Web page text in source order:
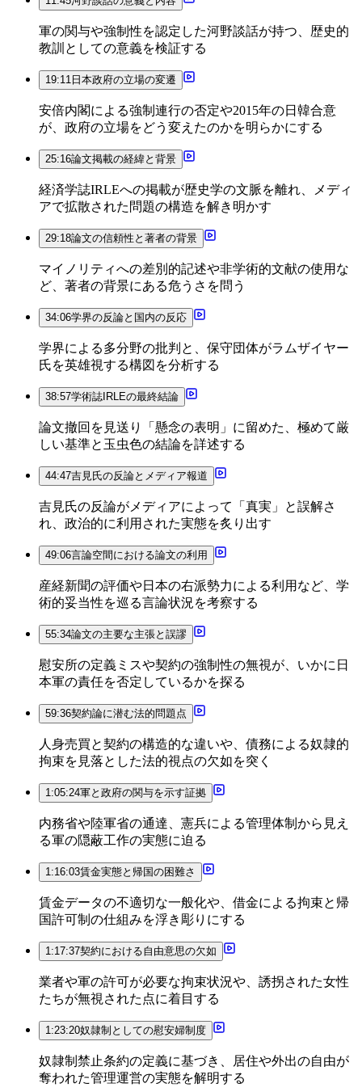
軍の関与や強制性を認定した河野談話が持つ、歴史的
教訓としての意義を検証する
19:11 日本政府の立場の変遷
安倍内閣による強制連行の否定や2015年の日韓合意
が、政府の立場をどう変えたのかを明らかにする
25:16論文掲載の経緯と背景
経済学誌IRLEへの掲載が歴史学の文脈を離れ、メディ
アで拡散された問題の構造を解き明かす
29:18論文の信頼性と著者の背景
マイノリティへの差別的記述や非学術的文献の使用な
ど、著者の背景にある危うさを問う
34:06学界の反論と国内の反応
学界による多分野の批判と、保守団体がラムザイヤー
氏を英雄視する構図を分析する
38:57学術誌IRLEの最終結論
論文撤回を見送り「懸念の表明」に留めた、極めて厳
しい基準と玉虫色の結論を詳述する
44:47吉見氏の反論とメディア報道
吉見氏の反論がメディアによって「真実」と誤解さ
れ、政治的に利用された実態を炙り出す
49:06言論空間における論文の利用
産経新聞の評価や日本の右派勢力による利用など、学
術的妥当性を巡る言論状況を考察する
55:34論文の主要な主張と誤謬
慰安所の定義ミスや契約の強制性の無視が、いかに日
本軍の責任を否定しているかを探る
59:36契約論に潜む法的問題点
人身売買と契約の構造的な違いや、債務による奴隷的
拘束を見落とした法的視点の欠如を突く
1:05:24軍と政府の関与を示す証拠
内務省や陸軍省の通達、憲兵による管理体制から見え
る軍の隠蔽工作の実態に迫る
1:16:03賃金実態と帰国の困難さ
賃金データの不適切な一般化や、借金による拘束と帰
国許可制の仕組みを浮き彫りにする
1:17:37契約における自由意思の欠如
業者や軍の許可が必要な拘束状況や、誘拐された女性
たちが無視された点に着目する
1:23:20奴隷制としての慰安婦制度
奴隷制禁止条約の定義に基づき、居住や外出の自由が
奪われた管理運営の実態を解明する